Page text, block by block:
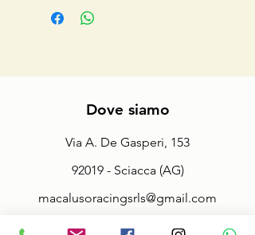
Dove siamo
Via A. De Gasperi, 153
92019 - Sciacca (AG)
macalusoracingsrls@gmail.com
Tel.
3286815056